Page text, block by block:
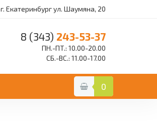
г. Екатеринбург ул. Шаумяна, 20
8 (343) 243-53-37
ПН.-ПТ.: 10.00-20.00
СБ.-ВС.: 11.00-17.00
0